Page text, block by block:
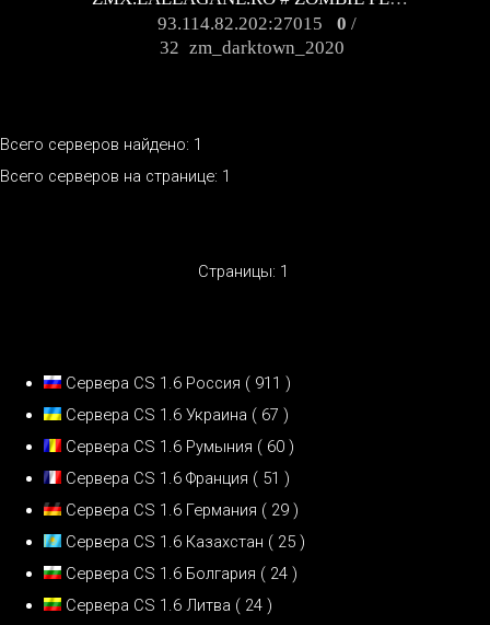
93.114.82.202:27015
0 /
32 zm_darktown_2020
Всего серверов найдено: 1
Всего серверов на странице: 1
Страницы: 1
Сервера CS 1.6 Россия ( 911 )
Сервера CS 1.6 Украина ( 67 )
Сервера CS 1.6 Румыния ( 60 )
Сервера CS 1.6 Франция ( 51 )
Сервера CS 1.6 Германия ( 29 )
Сервера CS 1.6 Казахстан ( 25 )
Сервера CS 1.6 Болгария ( 24 )
Сервера CS 1.6 Литва ( 24 )